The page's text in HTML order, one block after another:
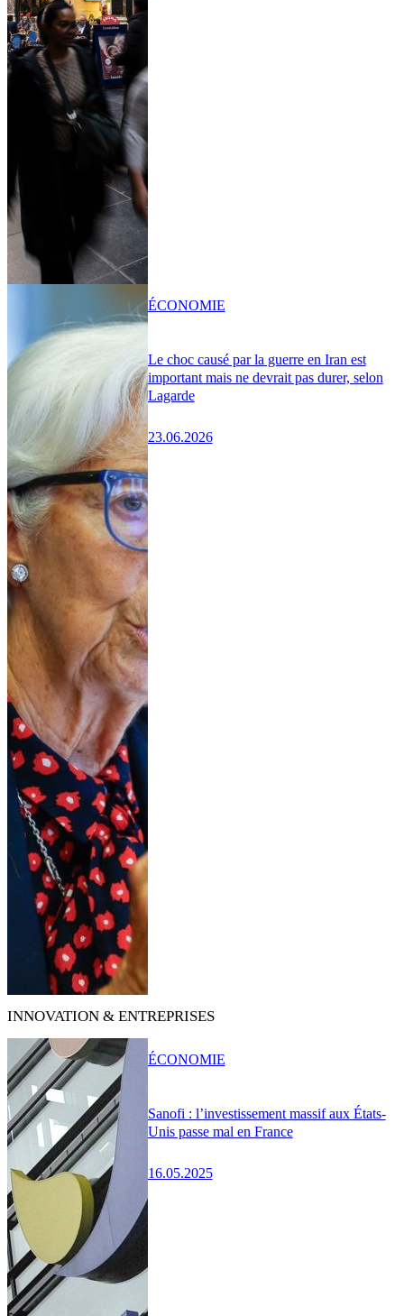
Le choc causé par la guerre en Iran est
important mais ne devrait pas durer, selon
Lagarde
23.06.2026
ÉCONOMIE
INNOVATION & ENTREPRISES
Sanofi : l’investissement massif aux États-
Unis passe mal en France
16.05.2025
ÉCONOMIE